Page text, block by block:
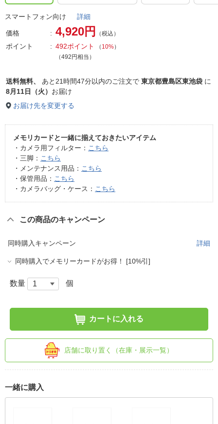
スマートフォン向け 詳細
価格 4,920円 （税込）
ポイント 492ポイント （ 10%）
（492円相当）
送料無料、 あと 21時間47分以内のご注文で 東京都豊島区東池袋 に
8月11日（火） お届け
お届け先を変更する
メモリカードと一緒に揃えておきたいアイテム
・カメラ用フィルター： こちら
・三脚： こちら
・メンテナンス用品： こちら
・保管用品： こちら
・カメラバッグ・ケース： こちら
この商品のキャンペーン
同時購入キャンペーン 詳細
同時購入でメモリーカードがお得！ [10%引]
数量 個
カートに入れる
店舗に取り置く（在庫・展示一覧）
一緒に購入